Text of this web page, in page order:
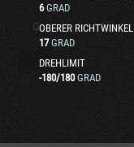
6 GRAD
OBERER RICHTWINKEL
17 GRAD
DREHLIMIT
-180/180 GRAD